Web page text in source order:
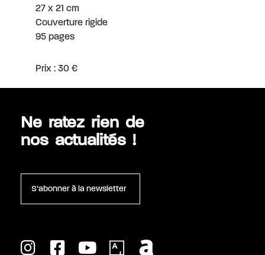
27 x 21 cm
Couverture rigide
95 pages
Prix : 30 €
Ne ratez rien de
nos actualités !
S’abonner à la newsletter